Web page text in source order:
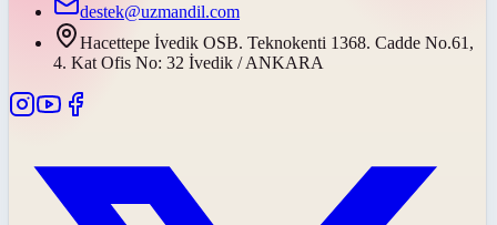
destek@uzmandil.com
Hacettepe İvedik OSB. Teknokenti 1368. Cadde No.61,
4. Kat Ofis No: 32 İvedik / ANKARA